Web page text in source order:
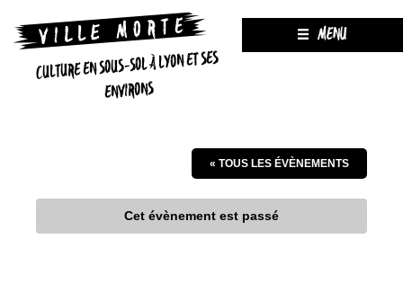
CULTURE EN SOUS-SOL À LYON ET SES
ENVIRONS
MENU
« TOUS LES ÉVÈNEMENTS
Cet évènement est passé